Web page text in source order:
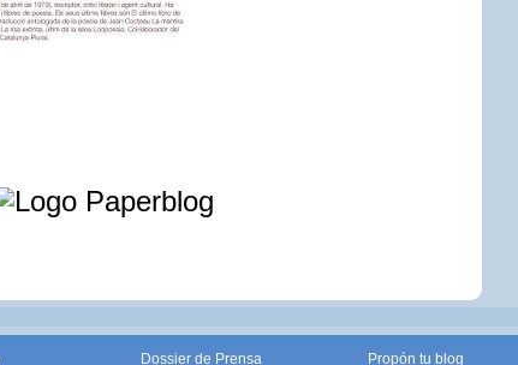
Dossier de Prensa Propón tu blog